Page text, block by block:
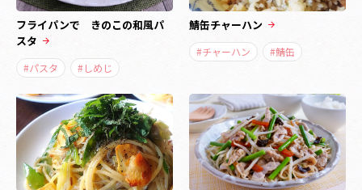
フライパンで きのこの和風パ
スタ
#パスタ #しめじ
鯖缶チャーハン
#チャーハン #鯖缶